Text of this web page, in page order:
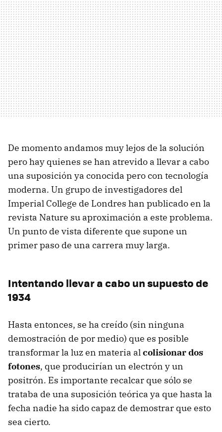
De momento andamos muy lejos de la solución
pero hay quienes se han atrevido a llevar a cabo
una suposición ya conocida pero con tecnología
moderna. Un grupo de investigadores del
Imperial College de Londres han publicado en la
revista Nature su aproximación a este problema.
Un punto de vista diferente que supone un
primer paso de una carrera muy larga.
Intentando llevar a cabo un supuesto de
1934
Hasta entonces, se ha creído (sin ninguna
demostración de por medio) que es posible
transformar la luz en materia alcolisionar dos
fotones, que producirían un electrón y un
positrón. Es importante recalcar que sólo se
trataba de una suposición teórica ya que hasta la
fecha nadie ha sido capaz de demostrar que esto
sea cierto.